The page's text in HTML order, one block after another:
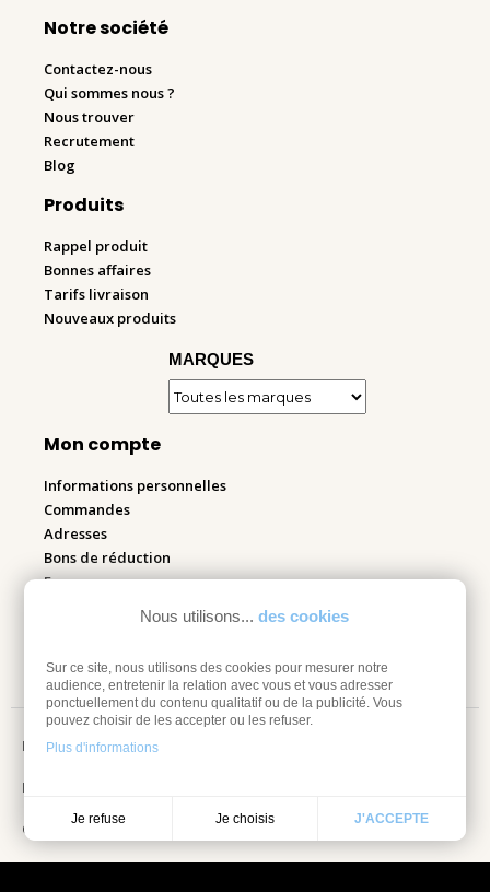
Nous utilisons... des cookies
Sur ce site, nous utilisons des cookies pour mesurer notre
audience, entretenir la relation avec vous et vous adresser
ponctuellement du contenu qualitatif ou de la publicité. Vous
pouvez choisir de les accepter ou les refuser.
Plus d'informations
Je refuse Je choisis J'ACCEPTE
Notre société
Contactez-nous
Qui sommes nous ?
Nous trouver
Recrutement
Blog
Produits
Rappel produit
Bonnes affaires
Tarifs livraison
Nouveaux produits
MARQUES
Mon compte
Informations personnelles
Commandes
Adresses
Bons de réduction
Espace pro
Mentions légales
Information sur les cookies
Conditions Générales de vente